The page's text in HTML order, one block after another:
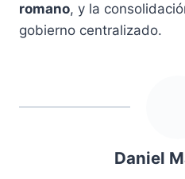
romano, y la
gobierno centralizado.
Daniel